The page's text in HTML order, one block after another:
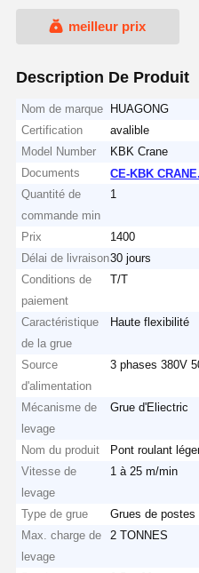
meilleur prix
Description De Produit
Nom de marque
HUAGONG
Certification
avalible
Model Number
KBK Crane
Documents
CE-KBK
Quantité de
commande min
1
Prix
1400
Délai de livraison30 jours
Conditions de
paiement
T/T
Caractéristique
de la grue
Haute flexibilité
Source
d'alimentation
3 phases 380V
Mécanisme de
levage
Grue d'Eliectric
Nom du produit
Pont roulant
Vitesse de
levage
1 à 25 m/min
Type de grue
Grues de postes
Max. charge de
levage
2 TONNES